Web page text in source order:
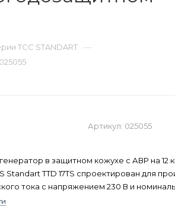
ТСС STANDART —
Артикул: 025055
в защитном кожухе с АВР на 12
Standart TTD 17TS спроектирован для
тока с напряжением 230 В и
12 кВт. Данная модель производится в